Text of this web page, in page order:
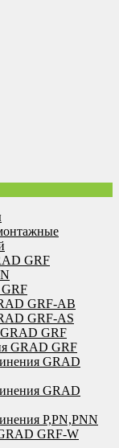
GRF
GRF-AB
GRF-AS
GRF
GRAD GRF
GRAD
GRAD
P,PN,PNN
GRF-W